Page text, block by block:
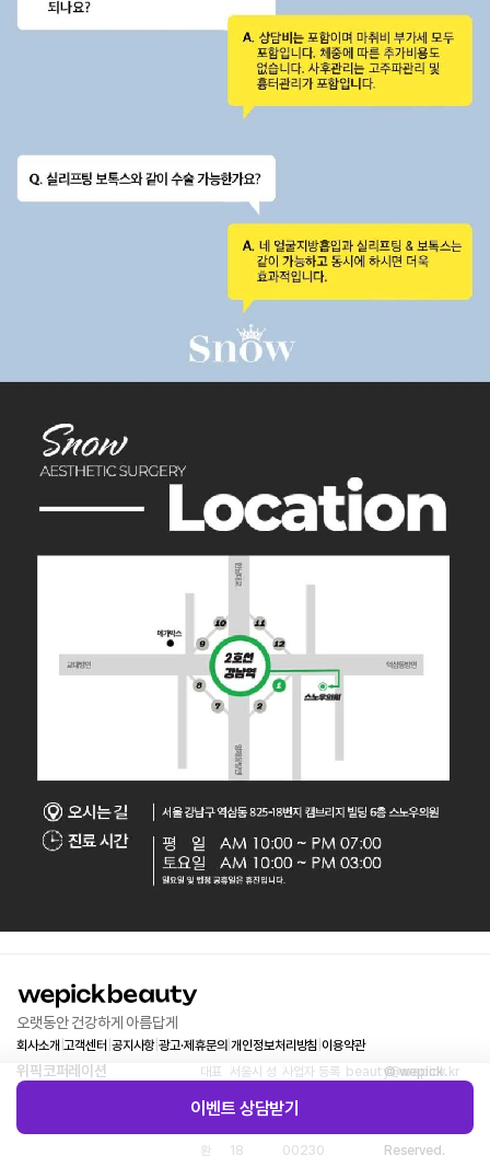
오랫동안 건강하게 아름답게
회사소개 |고객센터 공지사항|광고·제휴문의 |개인정보처리방침 이용약관
위픽코퍼레이션
대표
이사 :
환
|서울시 성
동구 연무
18
|사업자 등록
번호 :
00230
beauty@wepick.kr
© wepick
Reserved.
이벤트 상담받기